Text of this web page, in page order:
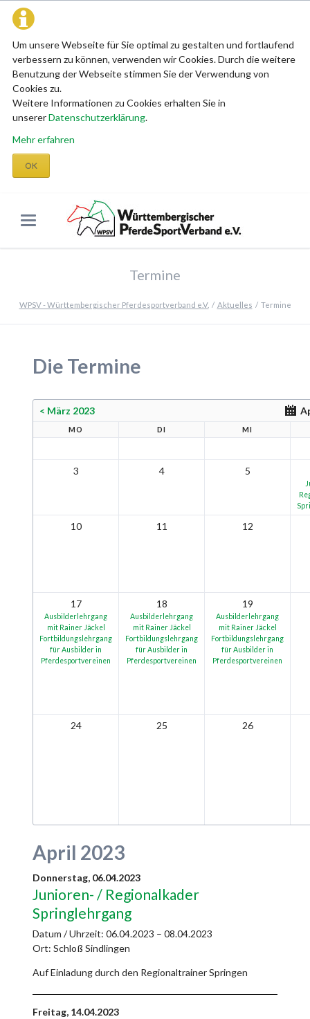
Um unsere Webseite für Sie optimal zu gestalten und fortlaufend
verbessern zu können, verwenden wir Cookies. Durch die weitere
Benutzung der Webseite stimmen Sie der Verwendung von
Cookies zu.
Weitere Informationen zu Cookies erhalten Sie in
unsererDatenschutzerklärung.
Mehr erfahren
OK
Termine
WPSV - Württembergischer Pferdesportverband e.V. Aktuelles Termine
Die Termine
< März 2023
MO DI MI
3 4 5
10 11 12
17
Ausbilderlehrgang
mit Rainer Jäckel
Fortbildungslehrgang
für Ausbilder in
Pferdesportvereinen
18
Ausbilderlehrgang
mit Rainer Jäckel
Fortbildungslehrgang
für Ausbilder in
Pferdesportvereinen
19
Ausbilderlehrgang
mit Rainer Jäckel
Fortbildungslehrgang
für Ausbilder in
Pferdesportvereinen
24 25 26
April 2023
Donnerstag, 06.04.2023
Junioren- / Regionalkader
Springlehrgang
Datum / Uhrzeit: 06.04.2023 – 08.04.2023
Ort: Schloß Sindlingen
Auf Einladung durch den Regionaltrainer Springen
Freitag, 14.04.2023